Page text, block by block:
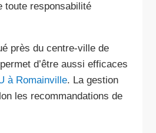
toute responsabilité
près du centre-ville de
d’être aussi efficaces
à Romainville. La gestion
les recommandations de